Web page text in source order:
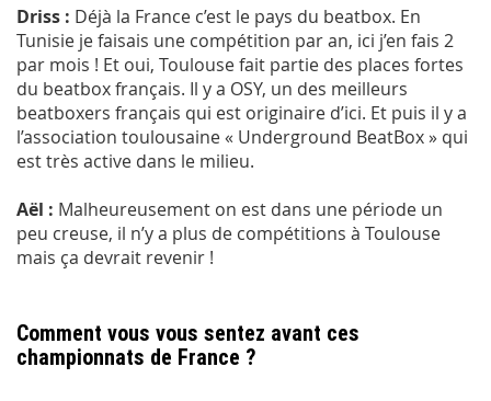
Driss : Déjà la France c’est le pays du beatbox. En
Tunisie je faisais une compétition par an, ici j’en fais 2
par mois ! Et oui, Toulouse fait partie des places fortes
du beatbox français. Il y a OSY, un des meilleurs
beatboxers français qui est originaire d’ici. Et puis il y a
l’association toulousaine « Underground BeatBox » qui
est très active dans le milieu.
Aël : Malheureusement on est dans une période un
peu creuse, il n’y a plus de compétitions à Toulouse
mais ça devrait revenir !
Comment vous vous sentez avant ces
championnats de France ?